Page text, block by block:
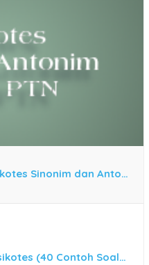
Sinonim dan Anto…
(40 Contoh Soal…